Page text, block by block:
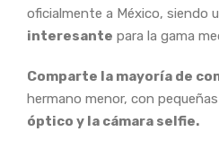
oficialmente a México, siendo
interesante para la gama
Comparte la mayoría de
hermano menor, con
óptico y la cámara selfie.